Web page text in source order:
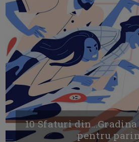
10 Sfaturi
pentru